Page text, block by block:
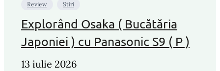
Review Stiri
Explorând Osaka ( Bucătăria
Japoniei ) cu Panasonic S9 ( P )
13 iulie 2026